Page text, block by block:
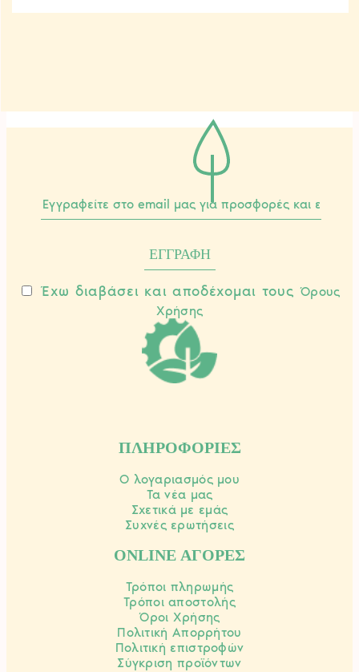
Έχω διαβάσει και αποδέχομαι τουςΌρους
Χρήσης
ΠΛΗΡΟΦΟΡΙΕΣ
Ο λογαριασμός μου
Τα νέα μας
Σχετικά με εμάς
Συχνές ερωτήσεις
ONLINE ΑΓΟΡΕΣ
Τρόποι πληρωμής
Τρόποι αποστολής
Όροι Χρήσης
Πολιτική Απορρήτου
Πολιτική επιστροφών
Σύγκριση προϊόντων